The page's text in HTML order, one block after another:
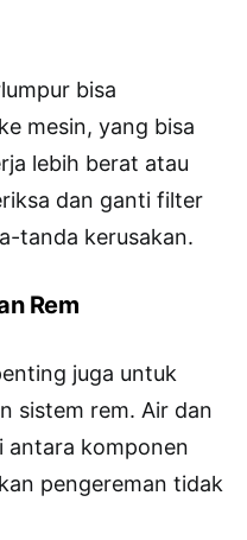
bisa
mesin, yang bisa
lebih berat atau
dan ganti filter
tanda kerusakan.
Rem
juga untuk
sistem rem. Air dan
antara komponen
pengereman tidak